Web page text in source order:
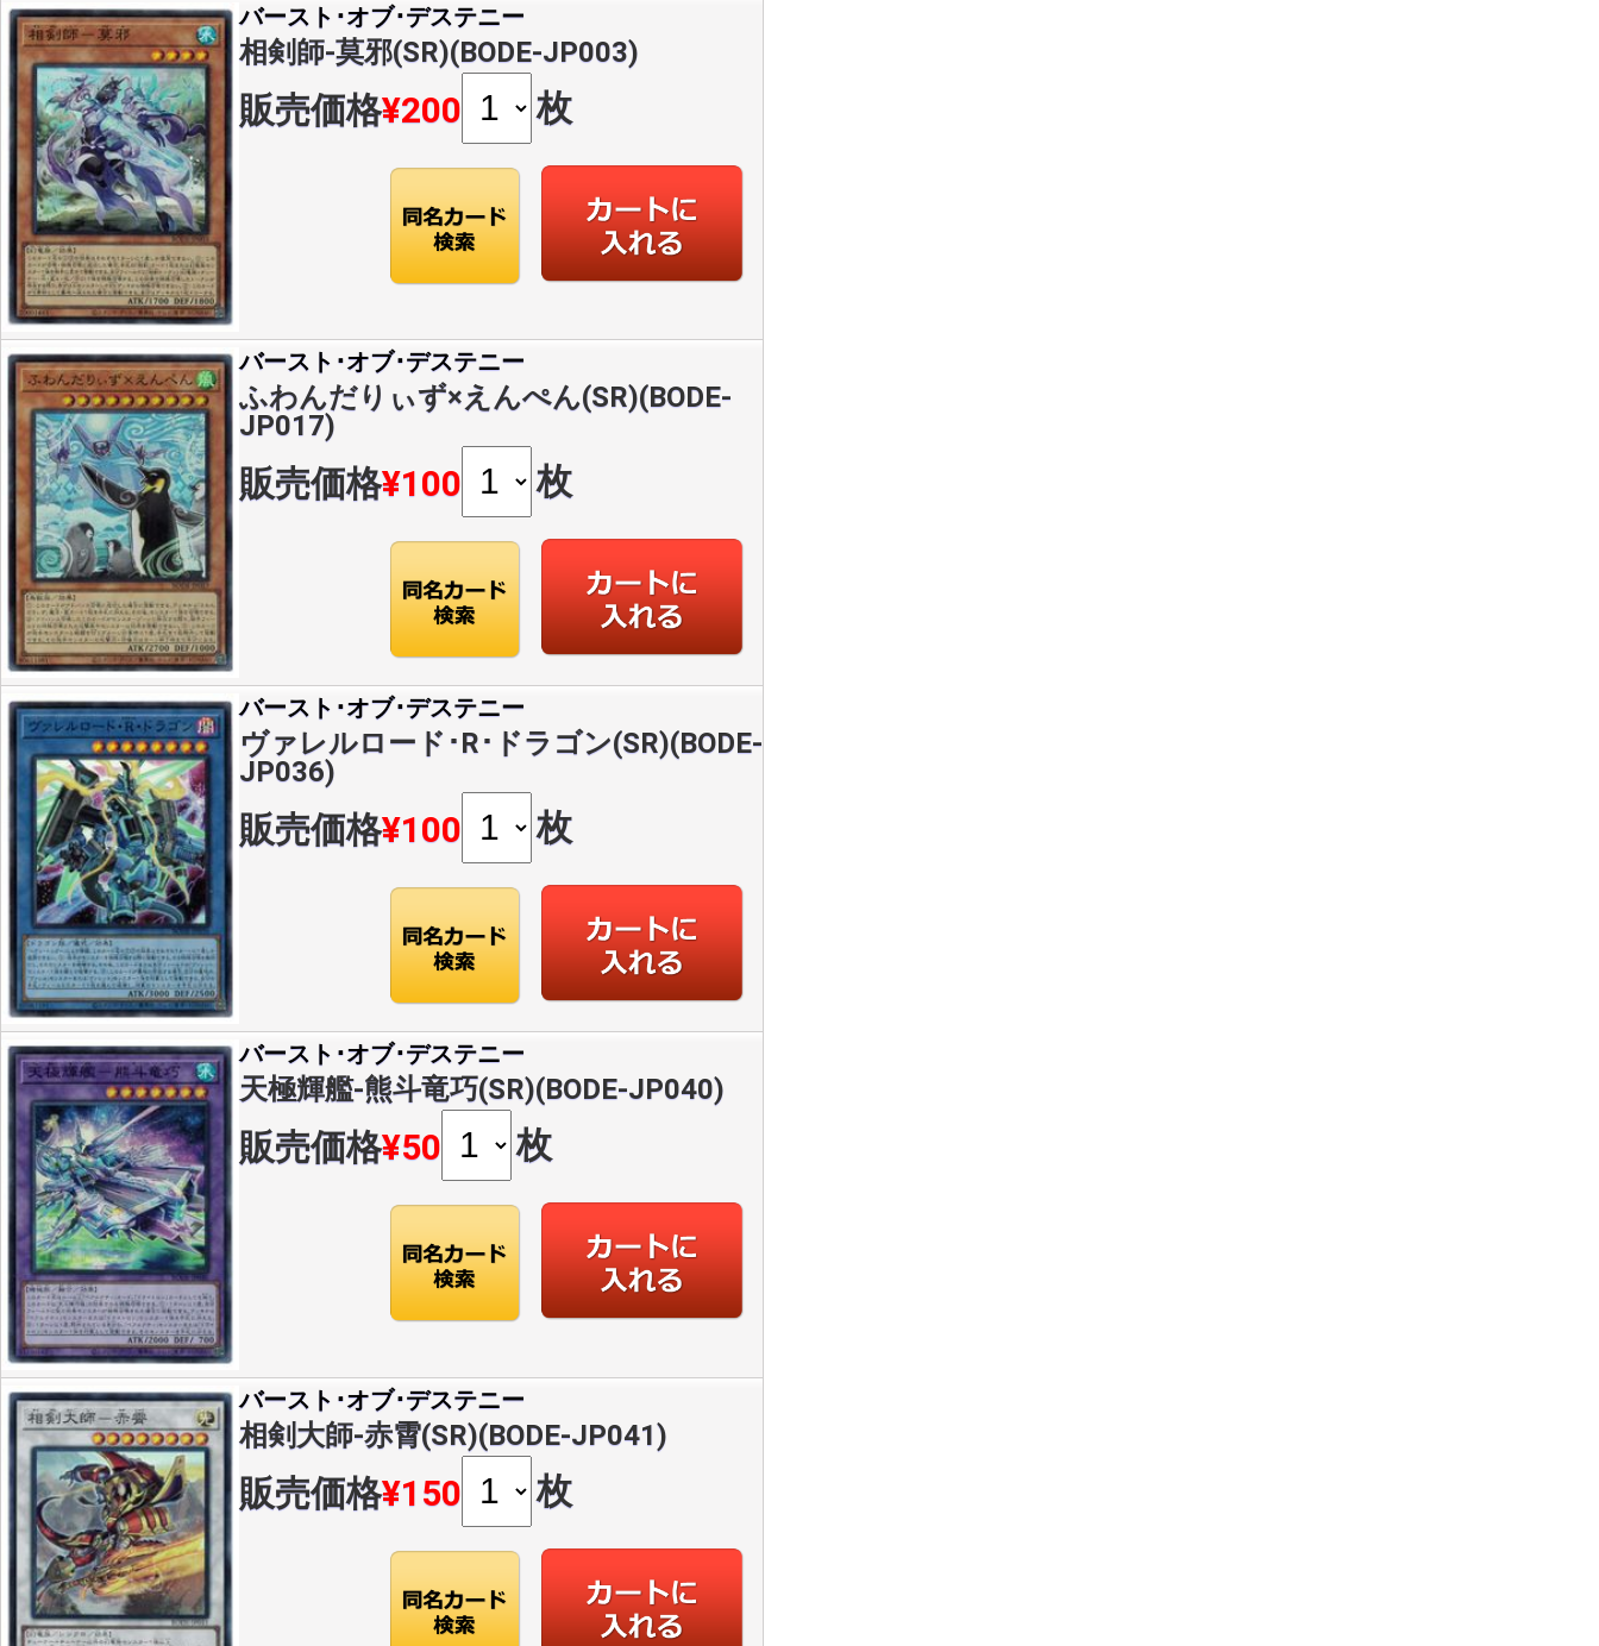
バースト･オブ･デステニー
相剣師-莫邪(SR)(BODE-JP003)
販売価格¥200 枚
バースト･オブ･デステニー
ふわんだりぃず×えんぺん(SR)(BODE-
JP017)
販売価格¥100 枚
バースト･オブ･デステニー
ヴァレルロード･R･ドラゴン(SR)(BODE-
JP036)
販売価格¥100 枚
バースト･オブ･デステニー
天極輝艦-熊斗竜巧(SR)(BODE-JP040)
販売価格¥50 枚
バースト･オブ･デステニー
相剣大師-赤霄(SR)(BODE-JP041)
販売価格¥150 枚